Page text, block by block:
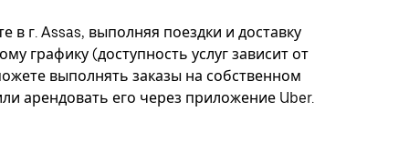
в г. Assas, выполняя поездки и доставку
графику (доступность услуг зависит от
выполнять заказы на собственном
арендовать его через приложение Uber.